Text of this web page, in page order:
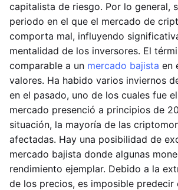
capitalista de riesgo. Por lo general,
periodo en el que el mercado de
comporta mal, influyendo
mentalidad de los inversores. El
comparable a un mercado bajista en
valores. Ha habido varios inviernos
en el pasado, uno de los cuales fue
mercado presenció a principios de
situación, la mayoría de las
afectadas. Hay una posibilidad de
mercado bajista donde algunas
rendimiento ejemplar. Debido a la
de los precios, es imposible predecir